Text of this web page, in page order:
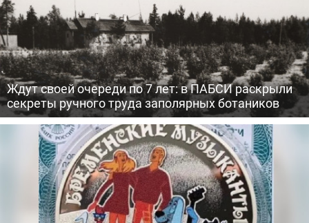
Ждут своей очереди по 7 лет: в ПАБСИ раскрыли
секреты ручного труда заполярных ботаников